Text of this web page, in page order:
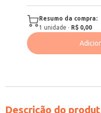
Resumo da compra:
1 unidade · R$ 0,00
Descrição do